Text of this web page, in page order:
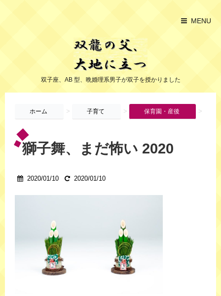
MENU
双子座、AB 型、晩婚理系男子が双子を授かりました
ホーム > 子育て > 保育園・産後 >
獅子舞、まだ怖い 2020
2020/01/10 2020/01/10